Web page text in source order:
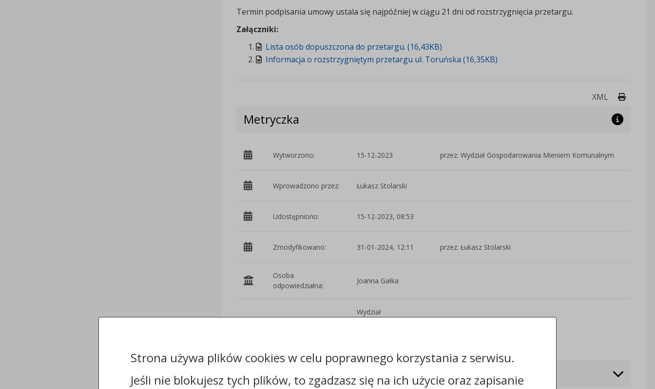
Termin podpisania umowy ustala się najpóźniej w ciągu 21 dni od rozstrzygnięcia przetargu.
Załączniki:
Lista osób dopuszczona do przetargu. (16,43KB)
Informacja o rozstrzygniętym przetargu ul. Toruńska (16,35KB)
XML Drukuj
Metryczka
Wytworzono: 15-12-2023 przez: Wydział Gospodarowania Mieniem Komunalnym
Wprowadzono przez: Łukasz Stolarski
Udostępniono: 15-12-2023, 08:53
Zmodyfikowano: 31-01-2024, 12:11 przez: Łukasz Stolarski
Osoba
odpowiedzialna:
Joanna Gałka
Wydział
Załączniki
Strona używa plików cookies w celu poprawnego korzystania z serwisu.
Jeśli nie blokujesz tych plików, to zgadzasz się na ich użycie oraz zapisanie